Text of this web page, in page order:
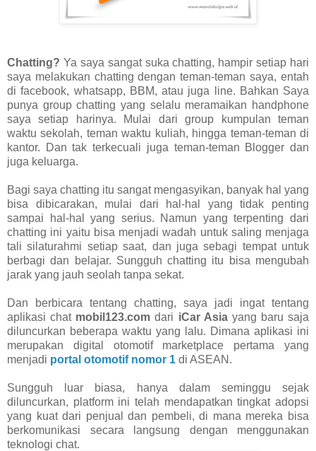
Chatting? Ya saya sangat suka chatting, hampir setiap hari
saya melakukan chatting dengan teman-teman saya, entah
di facebook, whatsapp, BBM, atau juga line. Bahkan Saya
punya group chatting yang selalu meramaikan handphone
saya setiap harinya. Mulai dari group kumpulan teman
waktu sekolah, teman waktu kuliah, hingga teman-teman di
kantor. Dan tak terkecuali juga teman-teman Blogger dan
juga keluarga.
Bagi saya chatting itu sangat mengasyikan, banyak hal yang
bisa dibicarakan, mulai dari hal-hal yang tidak penting
sampai hal-hal yang serius. Namun yang terpenting dari
chatting ini yaitu bisa menjadi wadah untuk saling menjaga
tali silaturahmi setiap saat, dan juga sebagi tempat untuk
berbagi dan belajar. Sungguh chatting itu bisa mengubah
jarak yang jauh seolah tanpa sekat.
Dan berbicara tentang chatting, saya jadi ingat tentang
aplikasi chat mobil123.com dari iCar Asiayang baru saja
diluncurkan beberapa waktu yang lalu. Dimana aplikasi ini
merupakan digital otomotif marketplace pertama yang
menjadi portal otomotif nomor 1 di ASEAN.
Sungguh luar biasa, hanya dalam seminggu sejak
diluncurkan, platform ini telah mendapatkan tingkat adopsi
yang kuat dari penjual dan pembeli, di mana mereka bisa
berkomunikasi secara langsung dengan menggunakan
teknologi chat.